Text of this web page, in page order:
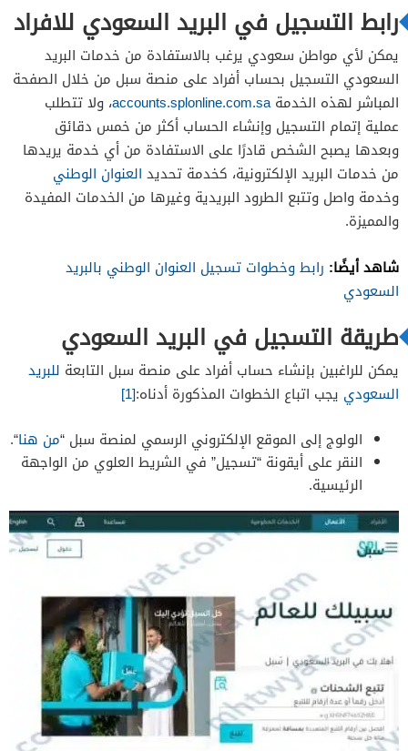
رابط التسجيل في البريد السعودي للافراد
يمكن لأي مواطن سعودي يرغب بالاستفادة من خدمات البريد
السعودي التسجيل بحساب أفراد على منصة سبل من خلال الصفحة
المباشر لهذه الخدمةaccounts.splonline.com.sa، ولا تتطلب
عملية إتمام التسجيل وإنشاء الحساب أكثر من خمس دقائق
وبعدها يصبح الشخص قادرًا على الاستفادة من أي خدمة يريدها
من خدمات البريد الإلكترونية، كخدمة تحديد العنوان الوطني
وخدمة واصل وتتبع الطرود البريدية وغيرها من الخدمات المفيدة
والمميزة.
شاهد أيضًا: رابط وخطوات تسجيل العنوان الوطني بالبريد
السعودي
طريقة التسجيل في البريد السعودي
يمكن للراغبين بإنشاء حساب أفراد على منصة سبل التابعة للبريد
السعودي يجب اتباع الخطوات المذكورة أدناه:[1]
الولوج إلى الموقع الإلكتروني الرسمي لمنصة سبل “من هنا“.
النقر على أيقونة “تسجيل” في الشريط العلوي من الواجهة
الرئيسية.